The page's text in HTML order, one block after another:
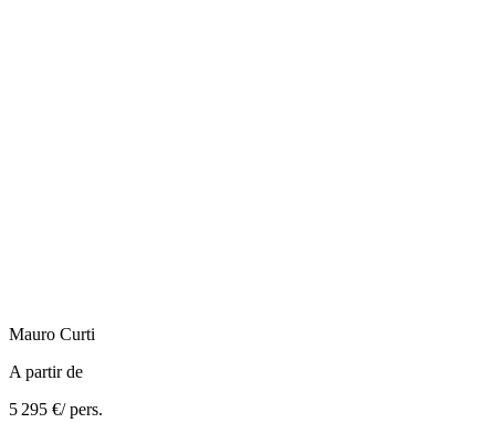
Mauro Curti
A partir de
5 295 €/ pers.